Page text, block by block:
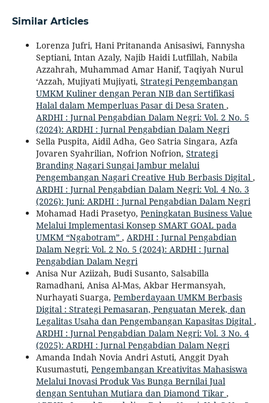
Similar Articles
Lorenza Jufri, Hani Pritananda Anisasiwi, Fannysha
Septiani, Intan Azaly, Najib Haidi Lutfillah, Nabila
Azzahrah, Muhammad Amar Hanif, Taqiyah Nurul
‘Azzah, Mujiyati Mujiyati, Strategi Pengembangan
UMKM Kuliner dengan Peran NIB dan Sertifikasi
Halal dalam Memperluas Pasar di Desa Sraten ,
ARDHI : Jurnal Pengabdian Dalam Negri: Vol. 2 No. 5
(2024): ARDHI : Jurnal Pengabdian Dalam Negri
Sella Puspita, Aidil Adha, Geo Satria Singara, Azfa
Jovaren Syahrilian, Nofrion Nofrion, Strategi
Branding Nagari Sungai Jambur melalui
Pengembangan Nagari Creative Hub Berbasis Digital ,
ARDHI : Jurnal Pengabdian Dalam Negri: Vol. 4 No. 3
(2026): Juni: ARDHI : Jurnal Pengabdian Dalam Negri
Mohamad Hadi Prasetyo, Peningkatan Business Value
Melalui Implementasi Konsep SMART GOAL pada
UMKM “Ngabotram” , ARDHI : Jurnal Pengabdian
Dalam Negri: Vol. 2 No. 5 (2024): ARDHI : Jurnal
Pengabdian Dalam Negri
Anisa Nur Aziizah, Budi Susanto, Salsabilla
Ramadhani, Anisa Al-Mas, Akbar Hermansyah,
Nurhayati Suarga, Pemberdayaan UMKM Berbasis
Digital : Strategi Pemasaran, Penguatan Merek, dan
Legalitas Usaha dan Pengembangan Kapasitas Digital ,
ARDHI : Jurnal Pengabdian Dalam Negri: Vol. 3 No. 4
(2025): ARDHI : Jurnal Pengabdian Dalam Negri
Amanda Indah Novia Andri Astuti, Anggit Dyah
Kusumastuti, Pengembangan Kreativitas Mahasiswa
Melalui Inovasi Produk Vas Bunga Bernilai Jual
dengan Sentuhan Mutiara dan Diamond Tikar ,